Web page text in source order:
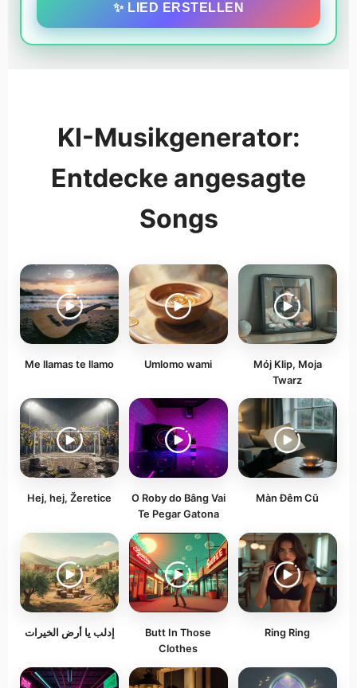
✨ LIED ERSTELLEN
KI-Musikgenerator:
Entdecke angesagte
Songs
Me llamas te llamo Umlomo wami
Mój Klip, Moja
Twarz
Hej, hej, Žeretice
O Roby do Bâng Vai
Te Pegar Gatona
Màn Đêm Cũ
إدلب يا أرض الخيرات
Butt In Those
Clothes
Ring Ring